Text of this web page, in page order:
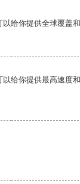
给你提供全球覆盖
给你提供最高速度